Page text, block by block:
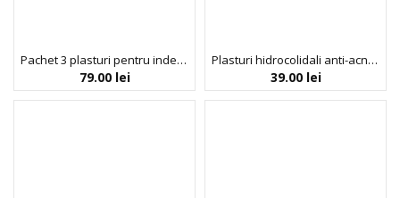
Pachet 3 plasturi pentru indepartarea punctelor negre si albe de pe nas in 3 pasi, marime mare, TAKO PACK, Nightingale
79.00 lei
Plasturi hidrocolidali anti-acnee STAR SPOT PATCH, #OOTD, 80buc./5g
39.00 lei